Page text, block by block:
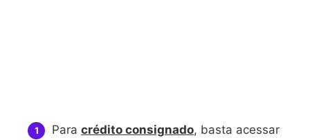
Para crédito consignado, basta acessar